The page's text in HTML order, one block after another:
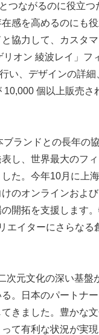
つながるのに役立
感を高めるのにも
協力して、カスタ
オン 綾波レイ」フ
い、デザインの詳
個以上販売
ランドとの長年の
し、世界最大のフ
た。今年10月に上
のオンラインおよ
開拓を支援します
イターにさらなる
元文化の深い基盤
。日本のパートナ
きました。豊かな
て有利な状況が実